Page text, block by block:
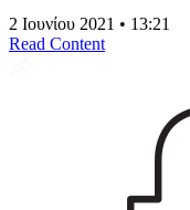
2 Ιουνίου 2021 • 13:21
Read Content